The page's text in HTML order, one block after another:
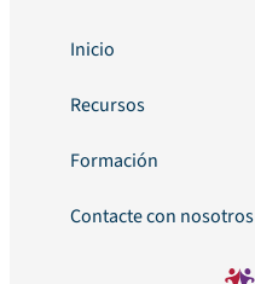
Inicio
Recursos
Formación
Contacte con nosotros